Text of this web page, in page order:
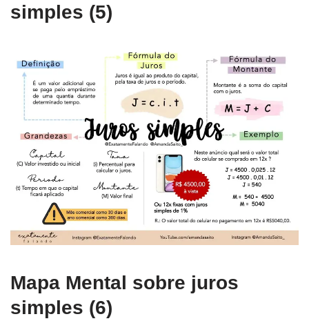
simples (5)
Mapa Mental sobre juros
simples (6)